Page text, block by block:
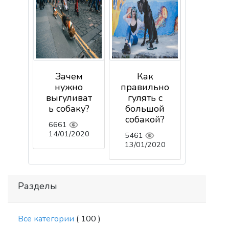
Зачем
нужно
выгуливат
ь собаку?
6661
14/01/2020
Как
правильно
гулять с
большой
собакой?
5461
13/01/2020
Разделы
Все категории ( 100 )